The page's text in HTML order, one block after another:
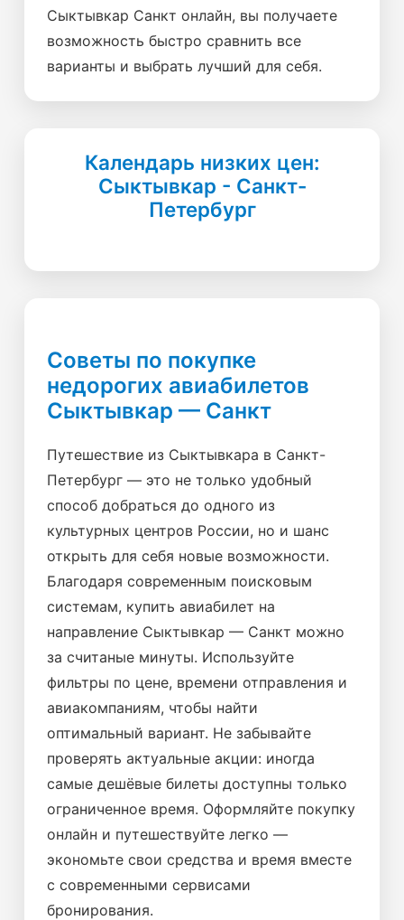
Сыктывкар Санкт онлайн, вы получаете
возможность быстро сравнить все
варианты и выбрать лучший для себя.
Календарь низких цен:
Сыктывкар - Санкт-
Петербург
Советы по покупке
недорогих авиабилетов
Сыктывкар — Санкт
Путешествие из Сыктывкара в Санкт-
Петербург — это не только удобный
способ добраться до одного из
культурных центров России, но и шанс
открыть для себя новые возможности.
Благодаря современным поисковым
системам, купить авиабилет на
направление Сыктывкар — Санкт можно
за считаные минуты. Используйте
фильтры по цене, времени отправления и
авиакомпаниям, чтобы найти
оптимальный вариант. Не забывайте
проверять актуальные акции: иногда
самые дешёвые билеты доступны только
ограниченное время. Оформляйте покупку
онлайн и путешествуйте легко —
экономьте свои средства и время вместе
с современными сервисами
бронирования.